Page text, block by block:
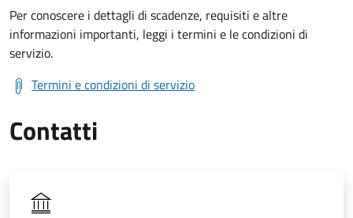
Per conoscere i dettagli di scadenze, requisiti e altre
informazioni importanti, leggi i termini e le condizioni di
servizio.
Termini e condizioni di servizio
Contatti